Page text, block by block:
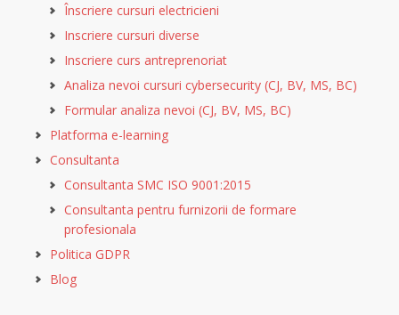
Înscriere cursuri electricieni
Inscriere cursuri diverse
Inscriere curs antreprenoriat
Analiza nevoi cursuri cybersecurity (CJ, BV, MS, BC)
Formular analiza nevoi (CJ, BV, MS, BC)
Platforma e-learning
Consultanta
Consultanta SMC ISO 9001:2015
Consultanta pentru furnizorii de formare
profesionala
Politica GDPR
Blog